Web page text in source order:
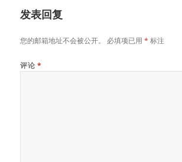
发表回复
您的邮箱地址不会被公开。 必填项已用* 标注
评论 *